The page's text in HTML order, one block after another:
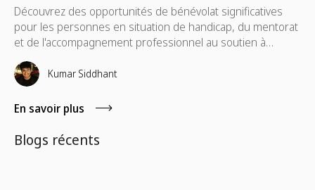
Découvrez des opportunités de bénévolat significatives
pour les personnes en situation de handicap, du mentorat
et de l'accompagnement professionnel au soutien à
l'accessibilité et aux compétences de vie. Apprenez
comment le bénévolat inclusif aide à lever les obstacles, à
renforcer l'autonomie et à créer un impact durable pour
les individus comme pour les communautés.
Kumar Siddhant
En savoir plus
Blogs récents